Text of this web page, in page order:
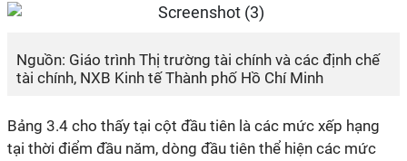
Nguồn: Giáo trình Thị trường tài chính và các định chế
tài chính, NXB Kinh tế Thành phố Hồ Chí Minh
Bảng 3.4 cho thấy tại cột đầu tiên là các mức xếp hạng
tại thời điểm đầu năm, dòng đầu tiên thể hiện các mức